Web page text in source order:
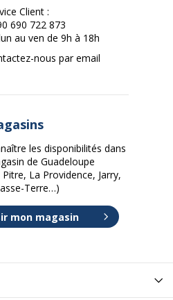
Client :
690 722 873
au ven de 9h à 18h
nous par email
les disponibilités dans
de Guadeloupe
La Providence, Jarry,
Terre…)
mon magasin